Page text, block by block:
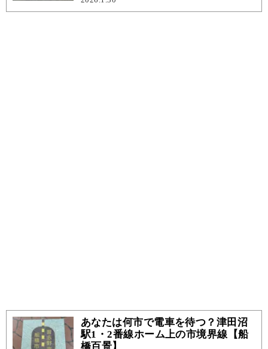
あなたは何市で電車を待つ？津田沼
駅1・2番線ホーム上の市境界線【船
橋百景】